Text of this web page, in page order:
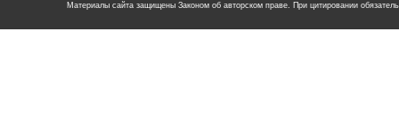
Материалы сайта защищены Законом об авторском праве. При цитировании